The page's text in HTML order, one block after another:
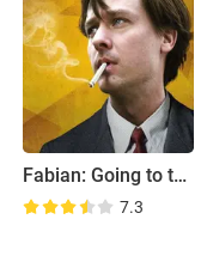
Fabian: Going to the Dogs
7.3